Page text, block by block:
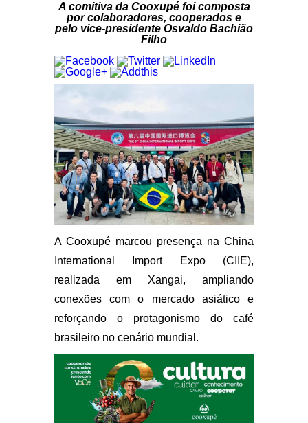
A comitiva da Cooxupé foi composta
por colaboradores, cooperados e
pelo vice-presidente Osvaldo Bachião
Filho
A Cooxupé marcou presença na China
International Import Expo (CIIE),
realizada em Xangai, ampliando
conexões com o mercado asiático e
reforçando o protagonismo do café
brasileiro no cenário mundial.